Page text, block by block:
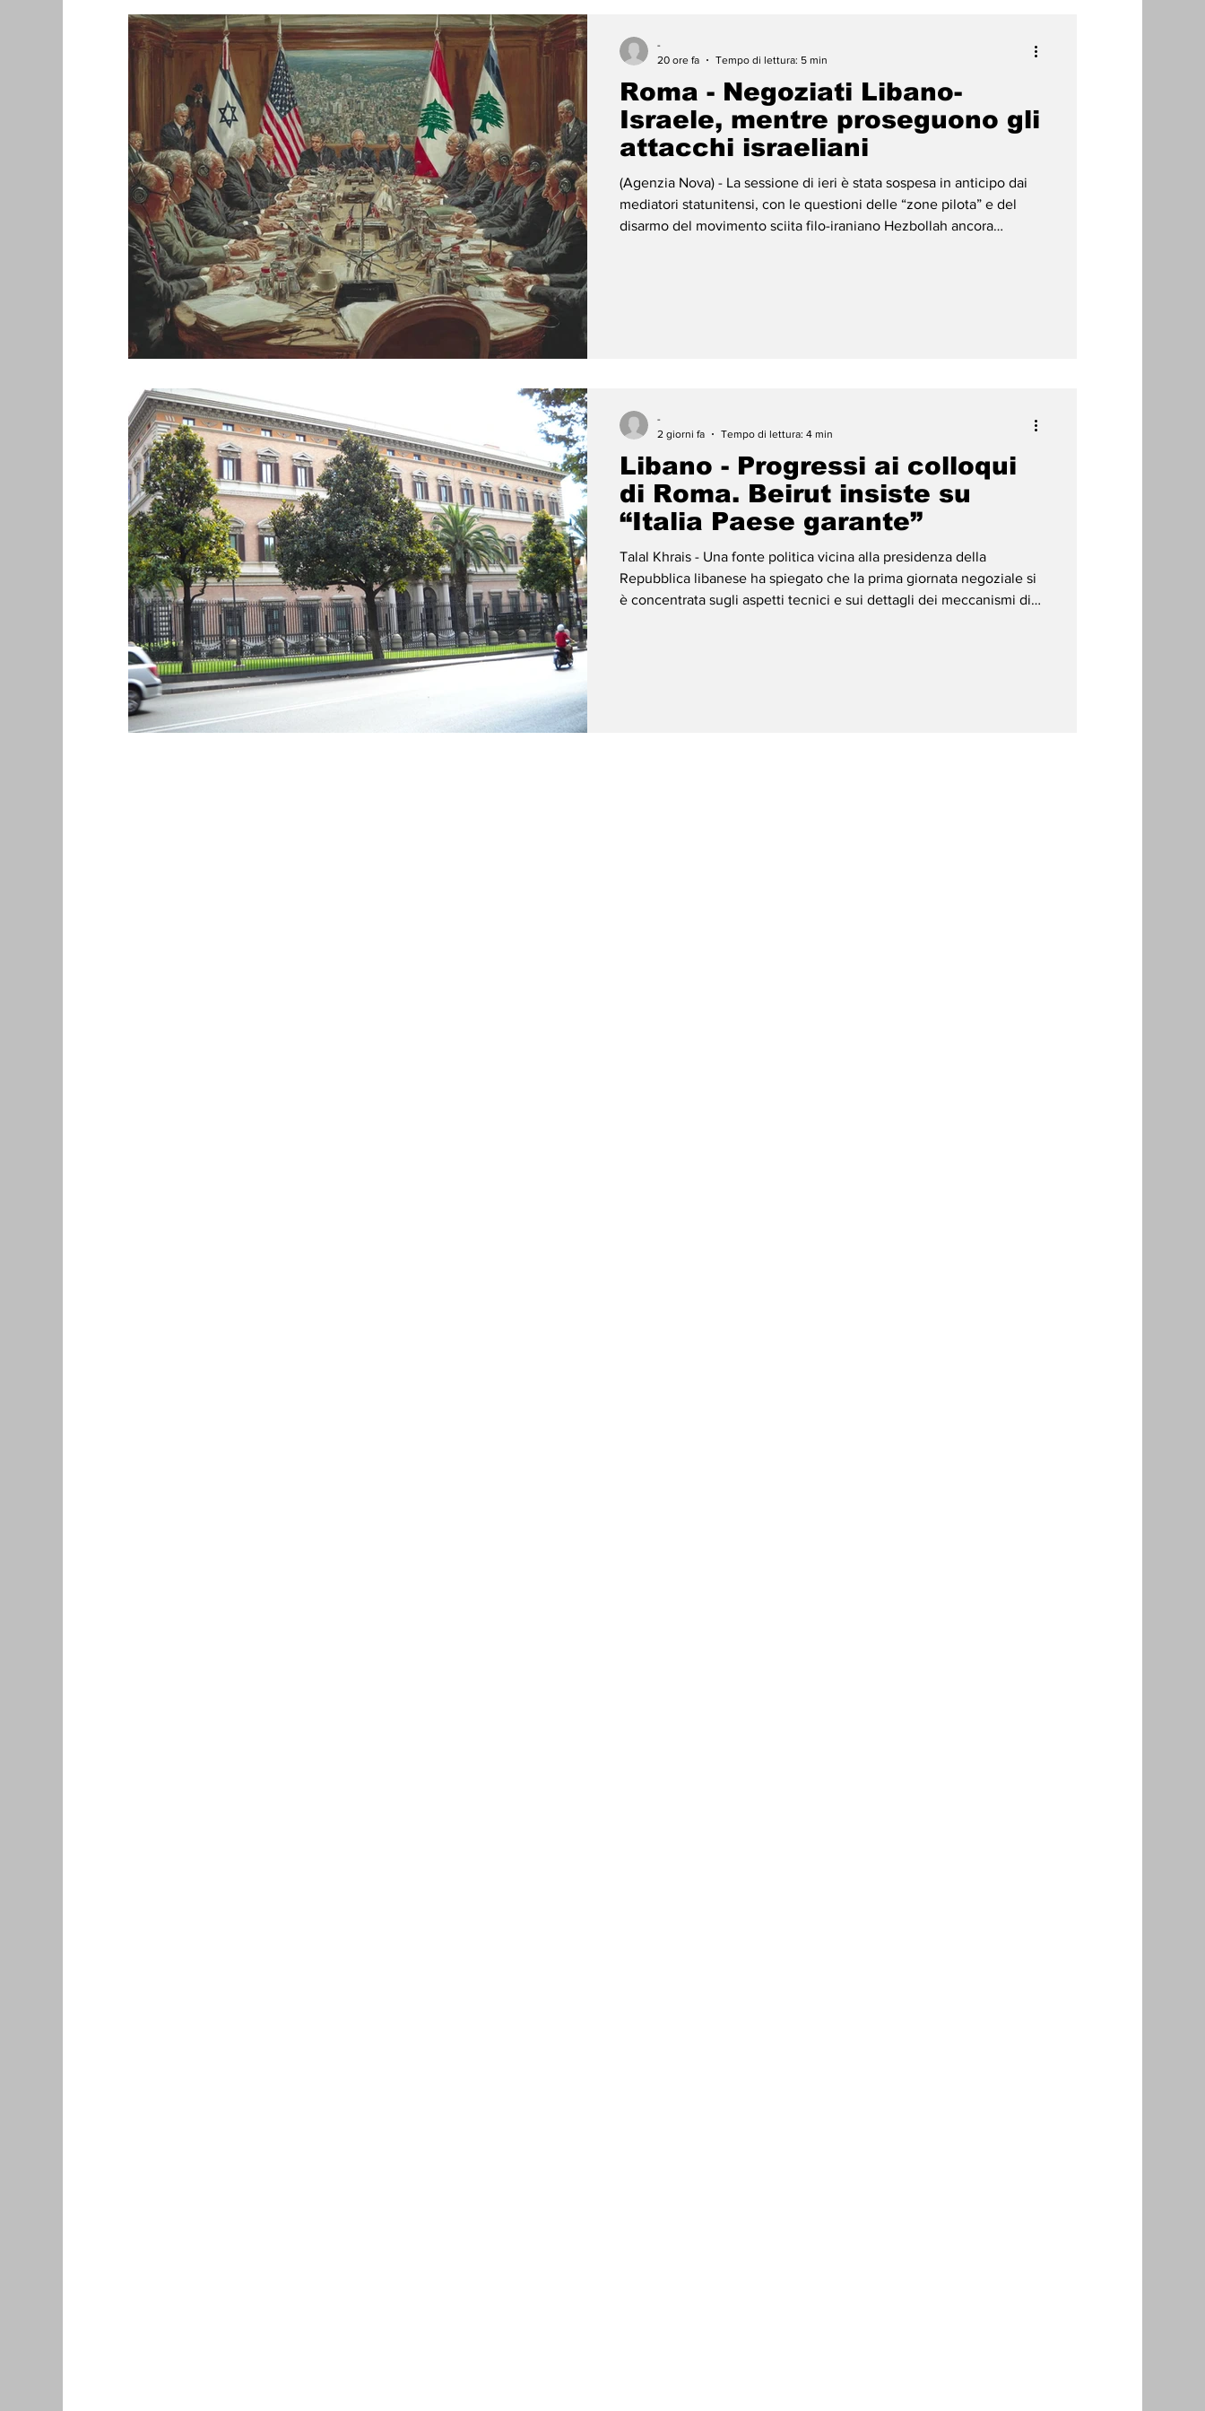
Roma - Negoziati Libano-
Israele, mentre proseguono gli
attacchi israeliani
(Agenzia Nova) - La sessione di ieri è stata sospesa in anticipo dai
mediatori statunitensi, con le questioni delle “zone pilota” e del
disarmo del movimento sciita filo-iraniano Hezbollah ancora
-
20 ore fa
Tempo di lettura: 5 min
Libano - Progressi ai colloqui
di Roma. Beirut insiste su
“Italia Paese garante”
Talal Khrais - Una fonte politica vicina alla presidenza della
Repubblica libanese ha spiegato che la prima giornata negoziale si
è concentrata sugli aspetti tecnici e sui dettagli dei meccanismi di
-
2 giorni fa
Tempo di lettura: 4 min